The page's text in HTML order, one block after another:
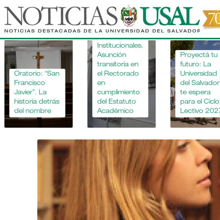
Pasar
contenido
principal
Oratorio: “San
Francisco
Javier”. La
historia detrás
del nombre
Novedades
Institucionales.
Asunción
transitoria en
el Rectorado
en
cumplimiento
del Estatuto
Académico
Proyectá tu
futuro: La
Universidad
del Salvador
te espera
para el Ciclo
Lectivo